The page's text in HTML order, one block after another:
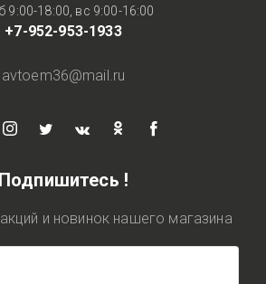
9:00-18:00, вс 9:00-16:00
+7-952-953-1933
avtoem36@mail.ru
Подпишитесь !
и новинок нашего магазина